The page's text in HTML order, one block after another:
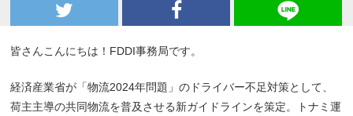
皆さんこんにちは！FDDI事務局です。
経済産業省が「物流2024年問題」のドライバー不足対策として、
荷主主導の共同物流を普及させる新ガイドラインを策定。トナミ運